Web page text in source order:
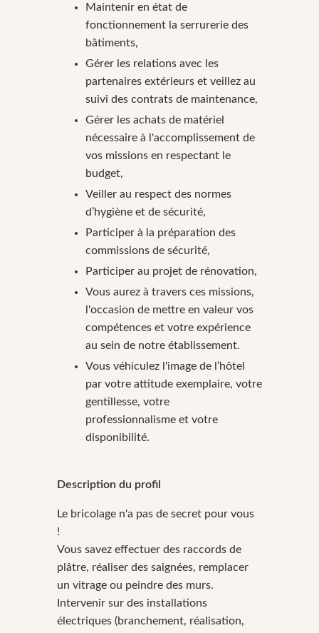
Maintenir en état de
fonctionnement la serrurerie des
bâtiments,
Gérer les relations avec les
partenaires extérieurs et veillez au
suivi des contrats de maintenance,
Gérer les achats de matériel
nécessaire à l'accomplissement de
vos missions en respectant le
budget,
Veiller au respect des normes
d’hygiène et de sécurité,
Participer à la préparation des
commissions de sécurité,
Participer au projet de rénovation,
Vous aurez à travers ces missions,
l'occasion de mettre en valeur vos
compétences et votre expérience
au sein de notre établissement.
Vous véhiculez l'image de l’hôtel
par votre attitude exemplaire, votre
gentillesse, votre
professionnalisme et votre
disponibilité.
Description du profil
Le bricolage n'a pas de secret pour vous
!
Vous savez effectuer des raccords de
plâtre, réaliser des saignées, remplacer
un vitrage ou peindre des murs.
Intervenir sur des installations
électriques (branchement, réalisation,